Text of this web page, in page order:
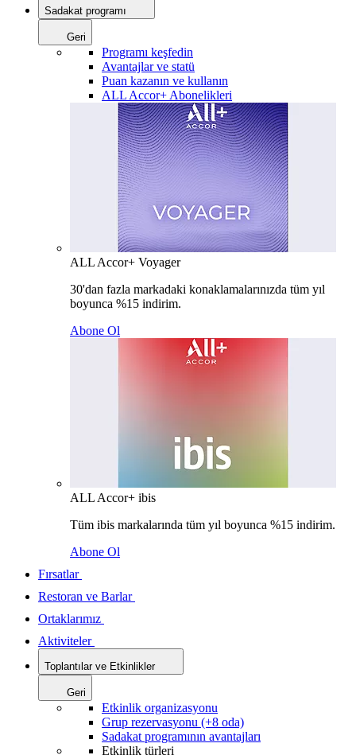
Sadakat programı
Geri
Programı keşfedin
Avantajlar ve statü
Puan kazanın ve kullanın
ALL Accor+ Abonelikleri
ALL Accor+ Voyager
30'dan fazla markadaki konaklamalarınızda tüm yıl
boyunca %15 indirim.
Abone Ol
ALL Accor+ ibis
Tüm ibis markalarında tüm yıl boyunca %15 indirim.
Abone Ol
Fırsatlar
Restoran ve Barlar
Ortaklarımız
Aktiviteler
Toplantılar ve Etkinlikler
Geri
Etkinlik organizasyonu
Grup rezervasyonu (+8 oda)
Sadakat programının avantajları
Etkinlik türleri